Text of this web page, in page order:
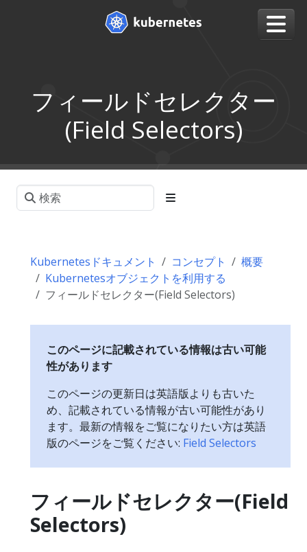
フィールドセレクター
(Field Selectors)
Kubernetesドキュメント コンセプト
概要
Kubernetesオブジェクトを利用する
フィールドセレクター(Field Selectors)
このページに記載されている情報は古い可能
性があります
このページの更新日は英語版よりも古いた
め、記載されている情報が古い可能性があり
ます。最新の情報をご覧になりたい方は英語
版のページをご覧ください: Field Selectors
フィールドセレクター(Field
Selectors)